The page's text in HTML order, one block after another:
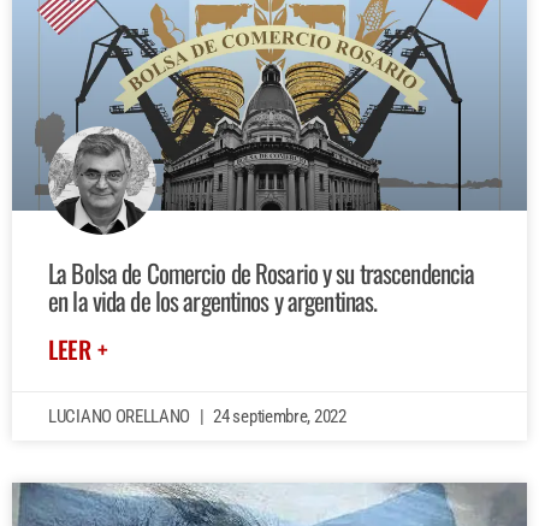
La Bolsa de Comercio de Rosario y su trascendencia
en la vida de los argentinos y argentinas.
LEER +
LUCIANO ORELLANO 24 septiembre, 2022